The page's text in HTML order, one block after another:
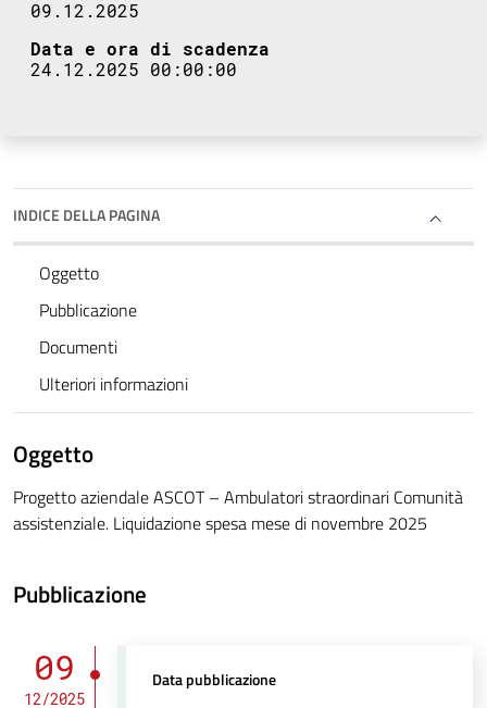
09.12.2025
Data e ora di scadenza
24.12.2025 00:00:00
INDICE DELLA PAGINA
Oggetto
Pubblicazione
Documenti
Ulteriori informazioni
Oggetto
Progetto aziendale ASCOT – Ambulatori straordinari Comunità
assistenziale. Liquidazione spesa mese di novembre 2025
Pubblicazione
09
12/2025
Data pubblicazione